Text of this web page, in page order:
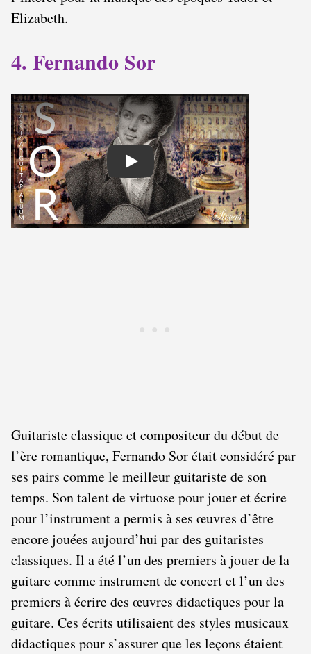
Elizabeth.
4. Fernando Sor
Play
Guitariste classique et compositeur du début de
l’ère romantique, Fernando Sor était considéré par
ses pairs comme le meilleur guitariste de son
temps. Son talent de virtuose pour jouer et écrire
pour l’instrument a permis à ses œuvres d’être
encore jouées aujourd’hui par des guitaristes
classiques. Il a été l’un des premiers à jouer de la
guitare comme instrument de concert et l’un des
premiers à écrire des œuvres didactiques pour la
guitare. Ces écrits utilisaient des styles musicaux
didactiques pour s’assurer que les leçons étaient